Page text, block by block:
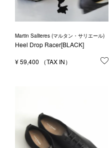
Martin Sallieres (マルタン・サリエール)
Heel Drop Racer[BLACK]
¥59,400